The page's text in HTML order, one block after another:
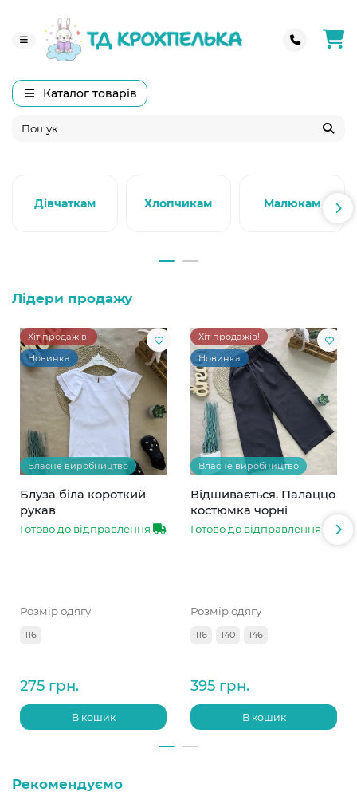
Каталог товарів
Дівчаткам Хлопчикам Малюкам
Лідери продажу
Хіт продажів!
Новинка
Власне виробництво
Блуза біла короткий
рукав
Готово до відправлення
Розмір одягу
116
275 грн.
В кошик
Хіт продажів!
Новинка
Власне виробництво
Відшивається. Палаццо
костюмка чорні
Готово до відправлення
Розмір одягу
116 140 146
395 грн.
В кошик
Рекомендуємо